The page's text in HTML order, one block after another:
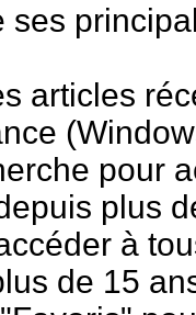
ses
articles
pour
plus
à
de 15